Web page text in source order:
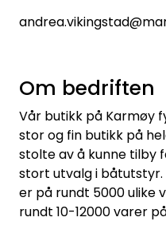
Om bedriften
Vår butikk på Karmøy
stor og fin butikk på
stolte av å kunne tilby
stort utvalg i
er på rundt 5000 ulike
rundt 10-12000 varer